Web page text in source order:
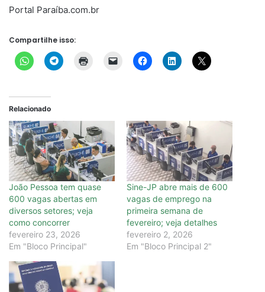
Portal Paraíba.com.br
Compartilhe isso:
Relacionado
João Pessoa tem quase
600 vagas abertas em
diversos setores; veja
como concorrer
fevereiro 23, 2026
Em "Bloco Principal"
Sine-JP abre mais de 600
vagas de emprego na
primeira semana de
fevereiro; veja detalhes
fevereiro 2, 2026
Em "Bloco Principal 2"